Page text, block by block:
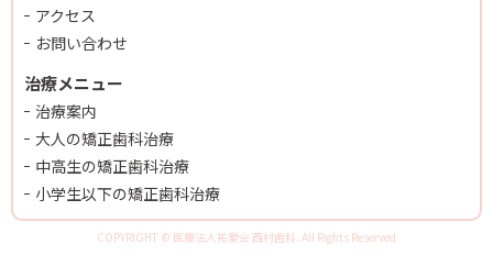
アクセス
お問い合わせ
治療メニュー
治療案内
大人の矯正歯科治療
中高生の矯正歯科治療
小学生以下の矯正歯科治療
COPYRIGHT © 医療法人祐愛会 西村歯科. All Rights Reserved